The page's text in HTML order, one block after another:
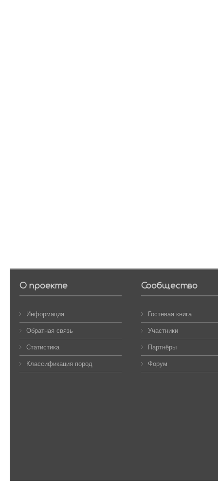
О проекте
Информация
Обратная связь
Статистика
Классификация пород
Сообщество
Гостевая книга
Участники
Партнёры
Форум